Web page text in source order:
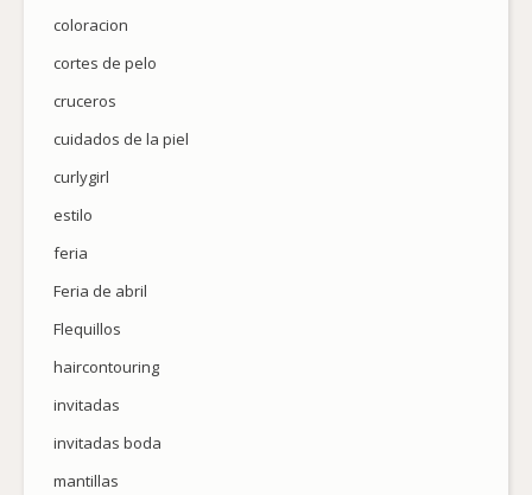
coloracion
cortes de pelo
cruceros
cuidados de la piel
curlygirl
estilo
feria
Feria de abril
Flequillos
haircontouring
invitadas
invitadas boda
mantillas